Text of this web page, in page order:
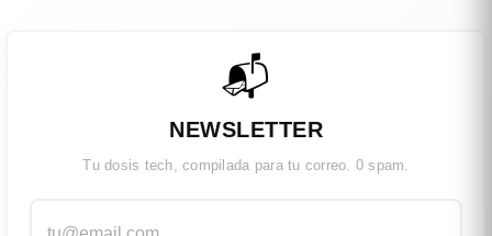
📬
NEWSLETTER
Tu dosis tech, compilada para tu correo. 0 spam.